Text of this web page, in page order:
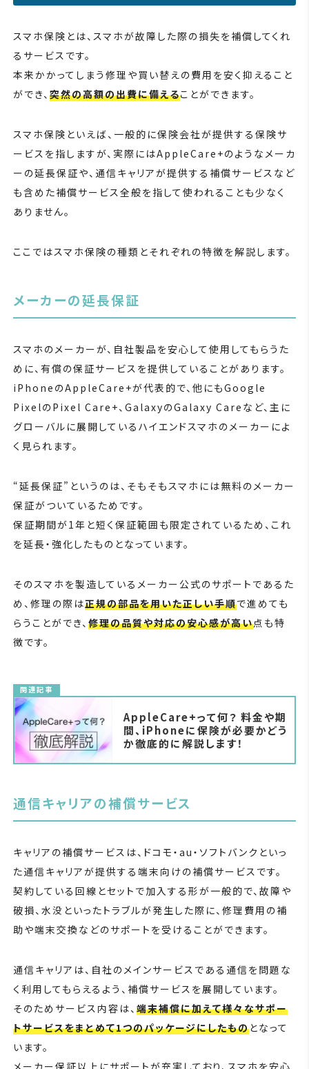
スマホ保険とは、スマホが故障した際の損失を補償してくれ
るサービスです。
本来かかってしまう修理や買い替えの費用を安く抑えること
ができ、 突然の高額の出費に備えることができます。
スマホ保険といえば、一般的に保険会社が提供する保険サ
ービスを指しますが、実際にはAppleCare+のようなメーカ
ーの延長保証や、通信キャリアが提供する補償サービスなど
も含めた補償サービス全般を指して使われることも少なく
ありません。
ここではスマホ保険の種類とそれぞれの特徴を解説します。
メーカーの延長保証
スマホのメーカーが、自社製品を安心して使用してもらうた
めに、有償の保証サービスを提供していることがあります。
iPhoneのAppleCare+が代表的で、他にもGoogle
PixelのPixel Care+、GalaxyのGalaxy Careなど、主に
グローバルに展開しているハイエンドスマホのメーカーによ
く見られます。
“延長保証”というのは、そもそもスマホには無料のメーカー
保証がついているためです。
保証期間が1年と短く保証範囲も限定されているため、これ
を延長・強化したものとなっています。
そのスマホを製造しているメーカー公式のサポートであるた
め、修理の際は正規の部品を用いた正しい手順で進めても
らうことができ、 修理の品質や対応の安心感が高い点も特
徴です。
関連記事
AppleCare+って何？ 料金や期
間、iPhoneに保険が必要かどう
か徹底的に解説します！
通信キャリアの補償サービス
キャリアの補償サービスは、ドコモ・au・ソフトバンクといっ
た通信キャリアが提供する端末向けの補償サービスです。
契約している回線とセットで加入する形が一般的で、故障や
破損、水没といったトラブルが発生した際に、修理費用の補
助や端末交換などのサポートを受けることができます。
通信キャリアは、自社のメインサービスである通信を問題な
く利用してもらえるよう、補償サービスを展開しています。
そのためサービス内容は、 端末補償に加えて様々なサポー
トサービスをまとめて1つのパッケージにしたものとなって
います。